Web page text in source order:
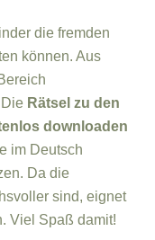
die fremden
können. Aus
Die Rätsel zu den
downloaden
im Deutsch
Da die
sind, eignet
Viel Spaß damit!